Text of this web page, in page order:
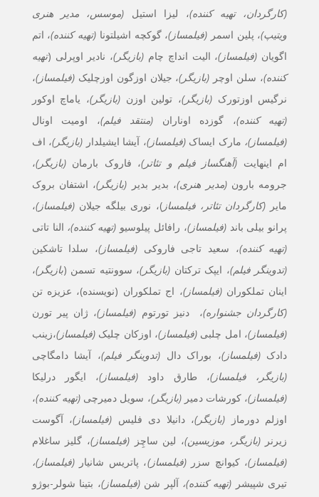
(کارگردان، تهیه کننده)، لیزا استیل (موسس، مدیر هنری
ویتیپ)، پلین اسمر (فیلمساز)، گوکچه اشیلتونا (تهیه کننده)، اتم
اگویان (فیلمساز)، الیت انداچ چام (بازیگر)، نادیر اوپرلی (تهیه
کننده)، سلن اوچر (بازیگر)، جیلان اوزگون اوزچلیک(فیلمساز)،
نرگیس اوزتورک(بازیگر)، تولین اوزن (بازیگر)، یاماچ اوکور
(تهیه کننده)، گوزده اوناران (منتقد فیلم)، اومیت اونال
(فیلمساز)، مارک ایساک(فیلمساز)، آیشا ایشیلدار (بازیگر)، اف
ام اینهایت (آهنگساز فیلم و تئاتر)، فاروک بارمان(بازیگر)،
جرومه بارون(مدیر هنری)، بدیر بدیر (بازیگر)، اشتفان بروک
مایر (کارگردان تئاتر، فیلمساز)، نوری بیلگه جیلان(فیلمساز)،
پرانو بیلی باند(فیلمساز)، رافائل پیلوسیو (تهیه کننده)، النا تاتی
(تهیه کننده)، سعید تاجی فاروکی (فیلمساز)، سلدا تاشکین
(تدوینگر فیلم)، ایپک ترکتان (بازیگر)، سوونتیه تسمن (بازیگر)،
اینان تملکوران(فیلمساز)، اج تملکوران (نویسنده)، عزیزه تن
(کارگردان جشنواره)، دنیز تورتوم (فیلمساز)، ژان پیر تورن
(فیلمساز)، امل چلبی (فیلمساز)، اوزکان چلیک(فیلمساز)،زینب
دادک (فیلمساز)، بوراک دال (تدوینگر فیلم)، آیشا دامگاچی
(بازیگر، فیلمساز)، طارق داود (فیلمساز)، ایگور درلیکا
(فیلمساز)، کورشات دمیر(بازیگر)، سویل دمیرچی (تهیه کننده)،
اوزلم دورماز (بازیگر)، دانیلا دی فلیس (فیلمساز)، آگوست
زیرنر(بازیگر، موزیسین)، لین ساچِز (فیلمساز)، گلیز ساغلام
(فیلمساز)،کیوانچ سزر(فیلمساز)، پاتریس شانیار(فیلمساز)،
تیری شپیشر (تهیه کننده)، آلپر شن(فیلمساز)، بتینا شولر-بوژو